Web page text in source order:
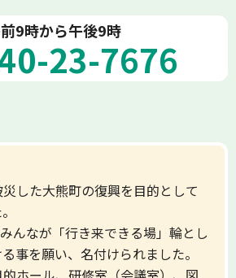
9時から午後9時
23-7676
した大熊町の復興を目的として
んなが「行き来できる場」輪とし
事を願い、名付けられました。